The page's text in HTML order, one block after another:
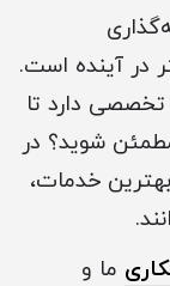
در آینده است.
تخصصی دارد تا
شوید؟ در
خدمات،
ما و